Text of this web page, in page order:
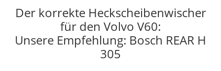
Der korrekte Heckscheibenwischer
für den Volvo V60:
Unsere Empfehlung: Bosch REAR H
305